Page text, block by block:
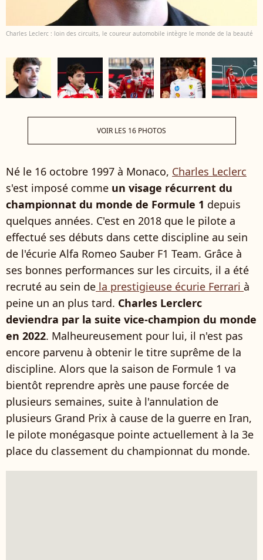
Charles Leclerc : loin des circuits, le coureur automobile intègre le monde de la beauté
VOIR LES 16 PHOTOS
Né le 16 octobre 1997 à Monaco, Charles Leclerc
s'est imposé comme un visage récurrent du
championnat du monde de Formule 1 depuis
quelques années. C'est en 2018 que le pilote a
effectué ses débuts dans cette discipline au sein
de l'écurie Alfa Romeo Sauber F1 Team. Grâce à
ses bonnes performances sur les circuits, il a été
recruté au sein de la prestigieuse écurie Ferrari à
peine un an plus tard. Charles Lerclerc
deviendra par la suite vice-champion du monde
en 2022. Malheureusement pour lui, il n'est pas
encore parvenu à obtenir le titre suprême de la
discipline. Alors que la saison de Formule 1 va
bientôt reprendre après une pause forcée de
plusieurs semaines, suite à l'annulation de
plusieurs Grand Prix à cause de la guerre en Iran,
le pilote monégasque pointe actuellement à la 3e
place du classement du championnat du monde.